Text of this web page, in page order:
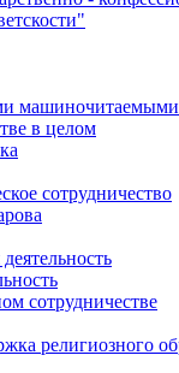
машиночитаемыми
в целом
сотрудничество
сотрудничестве
религиозного